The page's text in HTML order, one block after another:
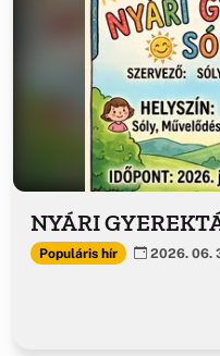
NYÁRI
Populáris hír 2026. 06.